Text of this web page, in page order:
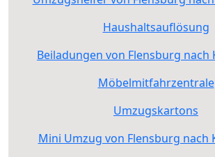
Haushaltsauflösung
Beiladungen von Flensburg nach
Möbelmitfahrzentrale
Umzugskartons
Mini Umzug von Flensburg nach